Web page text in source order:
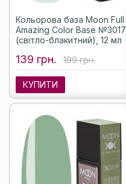
Кольорова база Moon Full
Amazing Color Base №3017
(світло-блакитний), 12 мл
139 грн. 199 грн.
КУПИТИ